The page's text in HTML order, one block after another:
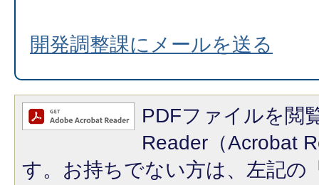
開発調整課にメールを送る
PDFファイルを閲
Reader（Acrobat
す。お持ちでない方は、左記の